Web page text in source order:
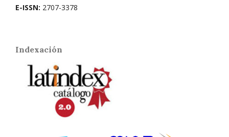
E-ISSN: 2707-3378
Indexación